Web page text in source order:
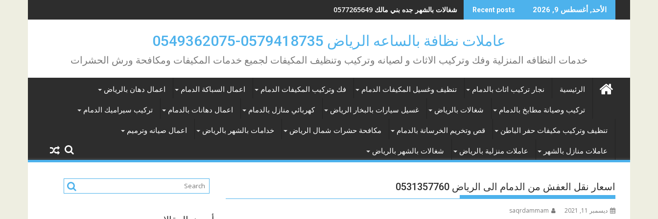
to
الأحد, أغسطس 9, 2026 Recent posts شغالات بالشهر جده بني مالك 0577265649
عاملات نظافة بالساعه الرياض 0579418735-0549362075
خدمات النظافه المنزلية وفك وتركيب الاثاث و لصيانه وتركيب وتنظيف المكيفات لجميع خدمات المكيفات ومكافحة ورش الحشرات
الرئيسية نجار تركيب اثاث بالدمام تنظيف وغسيل المكيفات الدمام فك وتركيب المكيفات الدمام اعمال السباكة الدمام اعمال دهان بالرياض
تركيب وصيانة مطابخ بالدمام شغالات بالرياض غسيل سيارات بالبخار الرياض كهربائي منازل بالدمام اعمال دهانات بالدمام تركيب سيراميك الدمام
تنظيف وتركيب مكيفات حفر الباطن قص وتخريم الخرسانة بالدمام مكافحة حشرات شمال الرياض خدامات بالشهر بالرياض اعمال صيانه وترميم
عاملات منازل بالشهر عاملات منزلية بالرياض شغالات بالشهر بالرياض
اسعار نقل العفش من الدمام الى الرياض 0531357760
ديسمبر 11, 2021 saqrdammam